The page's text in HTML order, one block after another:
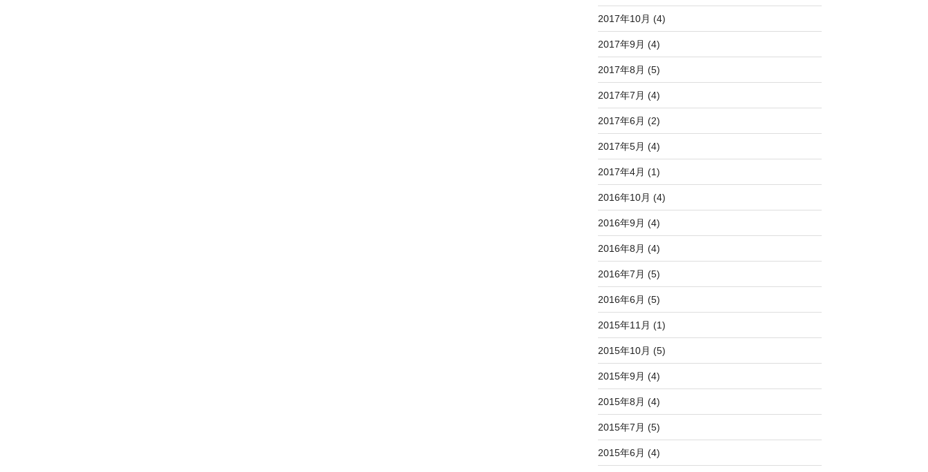
2017年10月 (4)
2017年9月 (4)
2017年8月 (5)
2017年7月 (4)
2017年6月 (2)
2017年5月 (4)
2017年4月 (1)
2016年10月 (4)
2016年9月 (4)
2016年8月 (4)
2016年7月 (5)
2016年6月 (5)
2015年11月 (1)
2015年10月 (5)
2015年9月 (4)
2015年8月 (4)
2015年7月 (5)
2015年6月 (4)